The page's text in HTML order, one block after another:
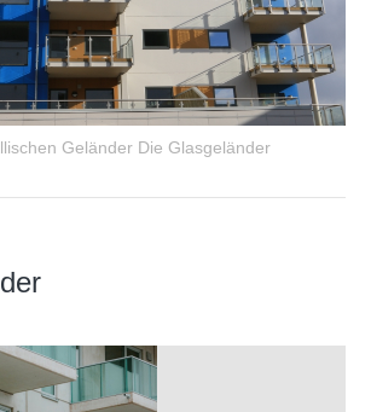
Geländer Die Glasgeländer